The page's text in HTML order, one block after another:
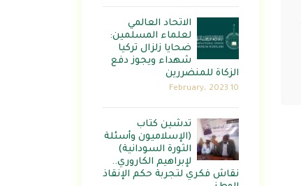
الاتحاد العالمي
لعلماء المسلمين:
ضحايا زلزال تركيا
شهداء ويجوز دفع
الزكاة للمنضررين
10 February، 2023
تدشين كتاب
(الإسلاميون وأسئلة
الثورة السودانية)
لإبراهيم الكاروري..
نقاش فكري لتجربة حكم الإنقاذ